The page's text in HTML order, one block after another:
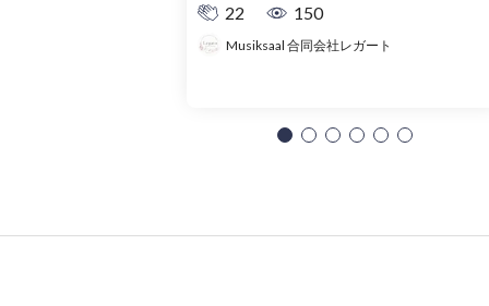
22
150
Musiksaal 合同会社レガート